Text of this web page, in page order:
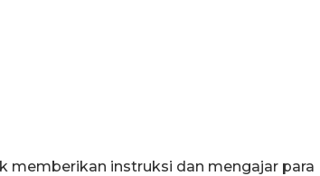
memberikan instruksi dan mengajar para